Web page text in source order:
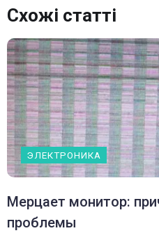
Схожі статті
ЭЛЕКТРОНИКА
Мерцает монитор:
проблемы